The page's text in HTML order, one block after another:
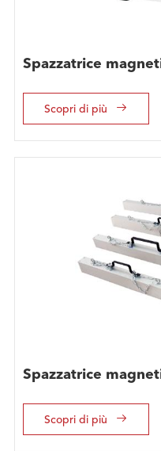
Spazzatrice
Scopri di più 
Spazzatrice
Scopri di più 